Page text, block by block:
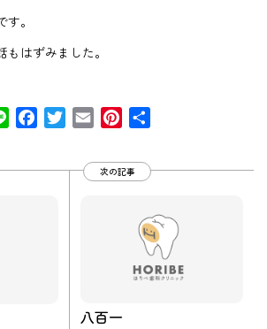
。
はずみました。
Line FacebookTwitter
Email Pinterest
次の記事
八百一